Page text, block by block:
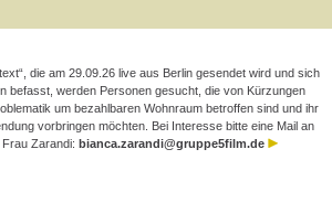
die am 29.09.26 live aus Berlin gesendet wird und sich
befasst, werden Personen gesucht, die von Kürzungen
um bezahlbaren Wohnraum betroffen sind und ihr
vorbringen möchten. Bei Interesse bitte eine Mail an
Zarandi: bianca.zarandi@gruppe5film.de